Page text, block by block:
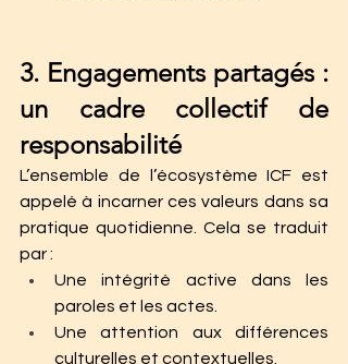
3. Engagements partagés :
un cadre collectif de
responsabilité
L’ensemble de l’écosystème ICF est
appelé à incarner ces valeurs dans sa
pratique quotidienne. Cela se traduit
par :
Une intégrité active dans les
paroles et les actes.
Une attention aux différences
culturelles et contextuelles.